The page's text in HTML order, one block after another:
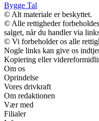
Bygge Tal
© Alt materiale er beskyttet.
© Alle rettigheder
salget, når du handler via
© Vi forbeholder os alle
Nogle links kan give os
Kopiering eller
Om os
Oprindelse
Vores drivkraft
Om redaktionen
Vær med
Filialer